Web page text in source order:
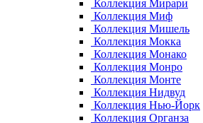
Коллекция Мирари
Коллекция Миф
Коллекция Мишель
Коллекция Мокка
Коллекция Монако
Коллекция Монро
Коллекция Монте
Коллекция Нидвуд
Коллекция Нью-Йорк
Коллекция Органза